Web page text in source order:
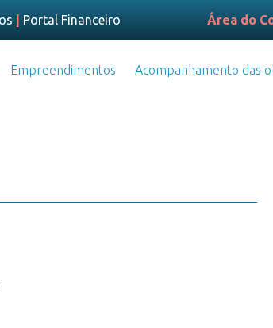
Portal Financeiro Área do
Empreendimentos Acompanhamento das